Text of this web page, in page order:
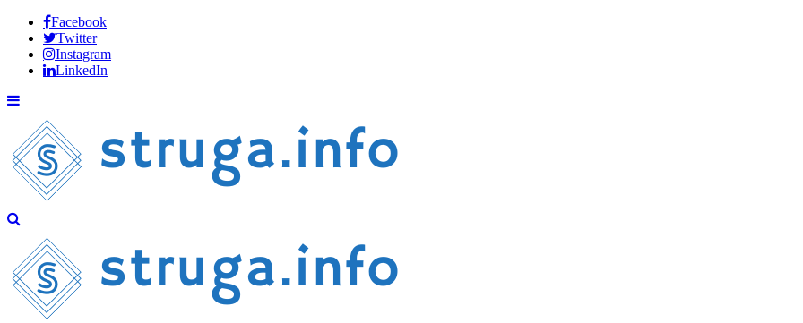
Facebook
Twitter
Instagram
LinkedIn